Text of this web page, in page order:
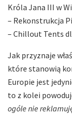
Króla Jana III w
– Rekonstrukcja
– Chillout Tents
Jak przyznaje
które stanowią
Europie jest
to z kolei
ogóle nie